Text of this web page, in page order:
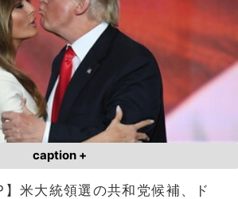
caption +
米大統領選の共和党候補、ド